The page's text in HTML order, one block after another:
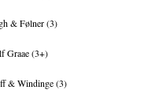
& Følner (3)
Graae (3+)
& Windinge (3)